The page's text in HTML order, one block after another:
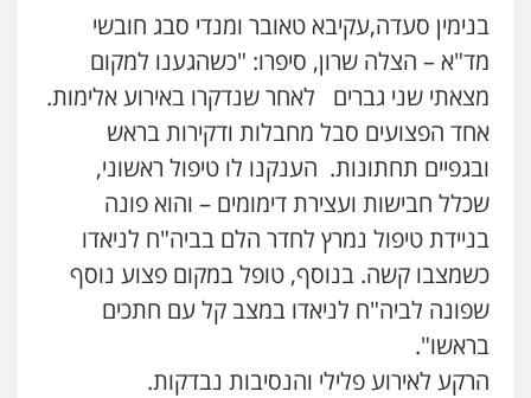
עו"ד אלון ארז
פלילי צבאי סמים אלימות במשפחה צווארון
לבן
0507368203
שחר לדובסקי, עו"ד
פלילי מעצרים וחקירות עבירות המתה
דין לענייני אסירים
0507913332
עו"ד איהאב ג'לג'ולי
פלילי מעצרים וחקירות עורכי דין לענייני
0505216700
בנימין סעדה,עקיבא טאובר ומנדי סבג חובשי
מד"א – הצלה שרון, סיפרו: "כשהגענו למקום
מצאתי שני גברים לאחר שנדקרו באירוע אלימות.
אחד הפצועים סבל מחבלות ודקירות בראש
ובגפיים תחתונות. הענקנו לו טיפול ראשוני,
שכלל חבישות ועצירת דימומים – והוא פונה
בניידת טיפול נמרץ לחדר הלם בביה"ח לניאדו
כשמצבו קשה. בנוסף, טופל במקום פצוע נוסף
שפונה לביה"ח לניאדו במצב קל עם חתכים
בראשו".
הרקע לאירוע פלילי והנסיבות נבדקות.
0542442982
עו"ד שנהב אילון
פלילי פשיעה חמורה חקירות ומעצרים
עורכי דין לענייני אסירים
0549475678
עו"ד אורנת קמרון
פלילי תעבורה עורכי דין לענייני אסירים
משפחה נוער
0505417090
פלילי עורכי דין לענייני אסירים תעבורה